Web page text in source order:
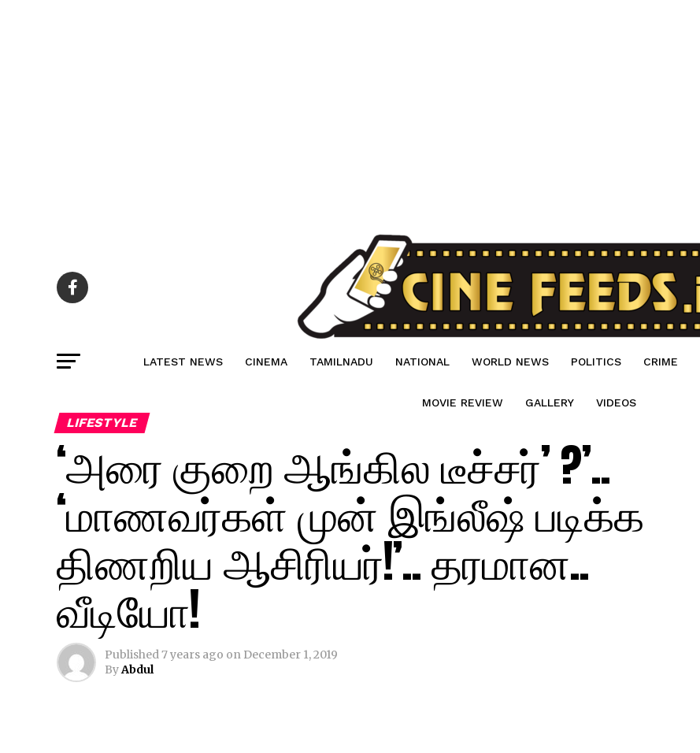
LATEST NEWS CINEMA TAMILNADU NATIONAL WORLD NEWS POLITICS CRIME
MOVIE REVIEW GALLERY VIDEOS
LIFESTYLE
‘அரை குறை ஆங்கில டீச்சர்’ ?’..
‘மாணவர்கள் முன் இங்லீஷ் படிக்க
திணறிய ஆசிரியர்!’.. தரமான..
வீடியோ!
Published7 years ago on December 1, 2019
ByAbdul